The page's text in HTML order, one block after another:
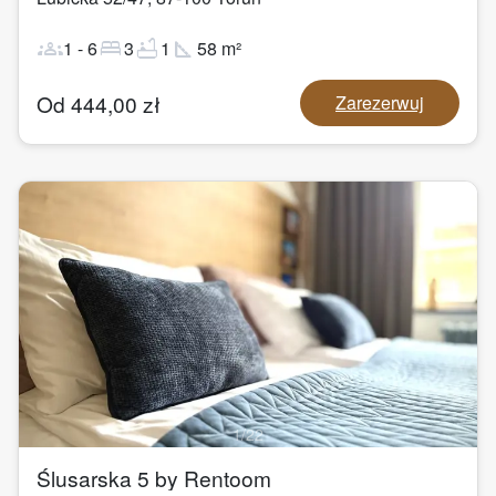
groups1 -6bed3bathtub1 square_foot 58 m²
Od 444,00 zł Zarezerwuj
1/22
Ślusarska 5 by Rentoom